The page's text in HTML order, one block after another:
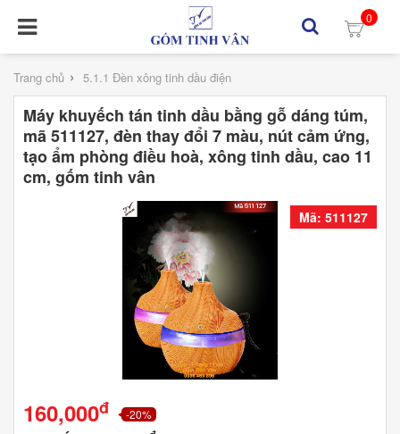
0
Trang chủ › 5.1.1 Đèn xông tinh dầu điện
Máy khuyếch tán tinh dầu bằng gỗ dáng túm,
mã 511127, đèn thay đổi 7 màu, nút cảm ứng,
tạo ẩm phòng điều hoà, xông tinh dầu, cao 11
cm, gốm tinh vân
Mã: 511127
160,000đ -20%